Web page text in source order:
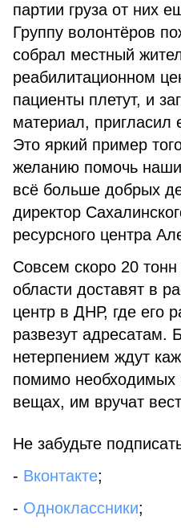
партии груза от них
Группу волонтёров
собрал местный
реабилитационном
пациенты плетут, и
материал,
Это яркий пример
желанию помочь
всё больше добрых
директор
ресурсного центра
Совсем скоро 20 тонн
области доставят в
центр в ДНР, где его
развезут
нетерпением ждут
помимо необходимых
вещах, им вручат
Не забудьте
- Вконтакте;
- Одноклассники;